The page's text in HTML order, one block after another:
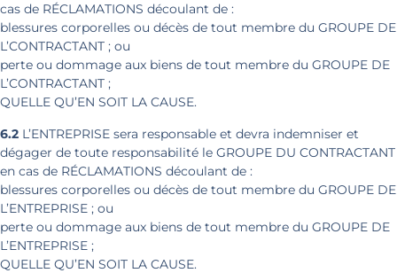
cas de RÉCLAMATIONS découlant de :
blessures corporelles ou décès de tout membre du GROUPE DE
L’CONTRACTANT ; ou
perte ou dommage aux biens de tout membre du GROUPE DE
L’CONTRACTANT ;
QUELLE QU’EN SOIT LA CAUSE.
6.2 L’ENTREPRISE sera responsable et devra indemniser et
dégager de toute responsabilité le GROUPE DU CONTRACTANT
en cas de RÉCLAMATIONS découlant de :
blessures corporelles ou décès de tout membre du GROUPE DE
L’ENTREPRISE ; ou
perte ou dommage aux biens de tout membre du GROUPE DE
L’ENTREPRISE ;
QUELLE QU’EN SOIT LA CAUSE.